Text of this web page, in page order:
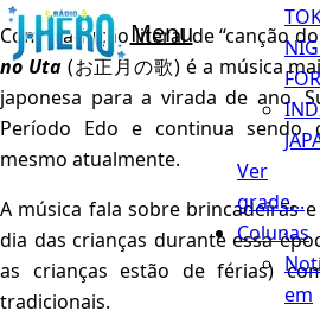
Menu
Ver
grade...
Colunas
em
Com tradução literal de “canção
no Uta(お正月の歌) é a música
japonesa para a virada de ano.
Período Edo e continua sendo
mesmo atualmente.
A música fala sobre brincadeiras
dia das crianças durante essa
as crianças estão de férias)
tradicionais.